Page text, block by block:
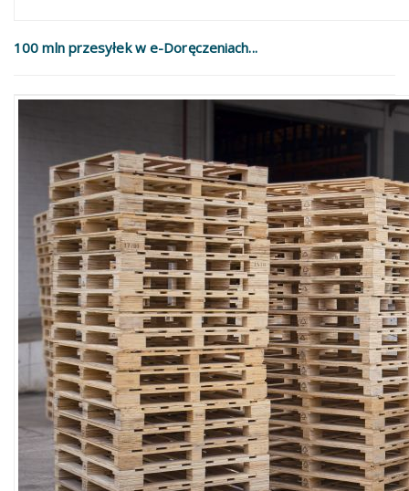
100 mln przesyłek w e-Doręczeniach...